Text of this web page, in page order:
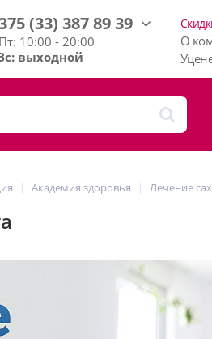
(33) 3878939
10:00 - 20:00
выходной
О
Академия здоровья Лечение